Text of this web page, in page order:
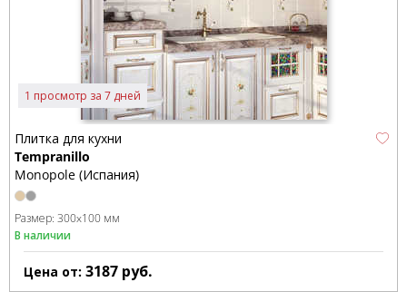
1 просмотр за 7 дней
Плитка для кухни
Tempranillo
Monopole (Испания)
Размер: 300x100 мм
В наличии
Цена от: 3187 руб.